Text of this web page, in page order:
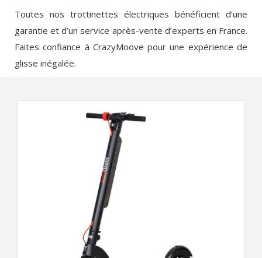
Toutes nos trottinettes électriques bénéficient d’une
garantie et d’un service après-vente d’experts en France.
Faites confiance à CrazyMoove pour une expérience de
glisse inégalée.